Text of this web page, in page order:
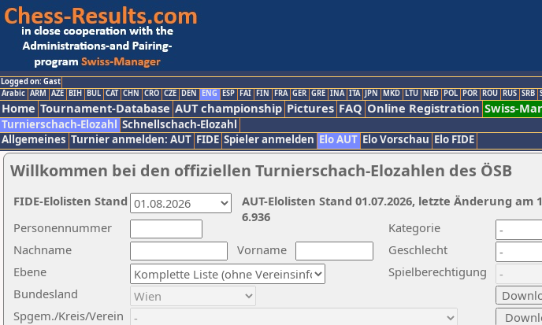
Logged on: Gast
Arabic ARM AZE BIH BUL CAT CHN CRO CZE DEN ENG ESP FAI FIN FRA GER GRE INA ITA JPN MKD LTU NED POL POR ROU RUS SRB
Home Tournament-Database AUT championship Pictures FAQ Online Registration Swiss-
Turnierschach-Elozahl Schnellschach-Elozahl
Allgemeines Turnier anmelden: AUT FIDE Spieler anmelden Elo AUT Elo Vorschau Elo FIDE
Willkommen bei den offiziellen Turnierschach-Elozahlen des ÖSB
Nachname
Vorname
Ebene
Kategorie
Personennummer
Bundesland
Spgem./Kreis/Verein
Geschlecht
Spielberechtigung
AUT-Elolisten Stand 01.07.2026, letzte Änderung am
6.936
FIDE-Elolisten Stand